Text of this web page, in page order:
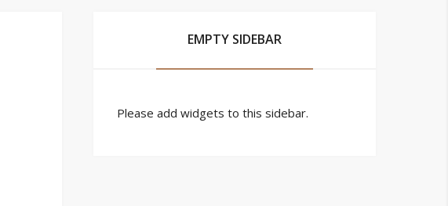
EMPTY SIDEBAR
Please add widgets to this sidebar.